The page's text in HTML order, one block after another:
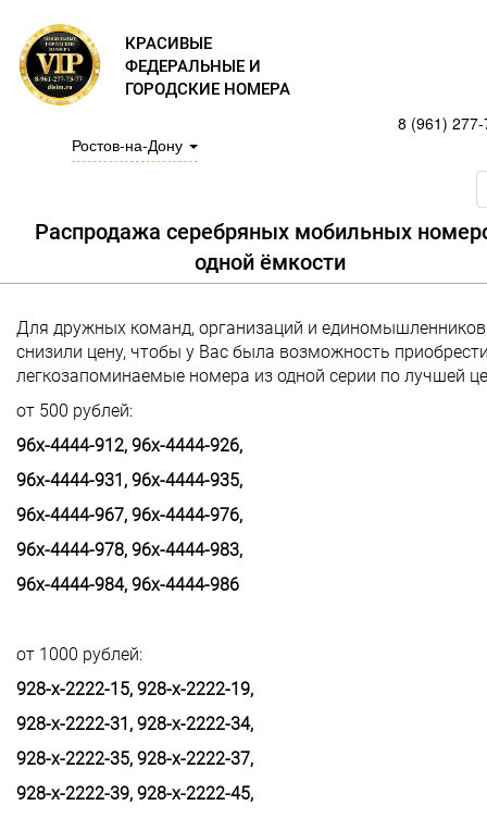
КРАСИВЫЕ
ФЕДЕРАЛЬНЫЕ И
ГОРОДСКИЕ НОМЕРА
Ростов-на-Дону
8 (961)
Распродажа серебряных мобильных
одной ёмкости
Для дружных команд, организаций и
снизили цену, чтобы у Вас была возможность
легкозапоминаемые номера из одной серии по лучшей
от 500 рублей:
96х-4444-912, 96х-4444-926,
96х-4444-931, 96х-4444-935,
96х-4444-967, 96х-4444-976,
96х-4444-978, 96х-4444-983,
96х-4444-984, 96х-4444-986
от 1000 рублей:
928-х-2222-15, 928-х-2222-19,
928-х-2222-31, 928-х-2222-34,
928-х-2222-35, 928-х-2222-37,
928-х-2222-39, 928-х-2222-45,